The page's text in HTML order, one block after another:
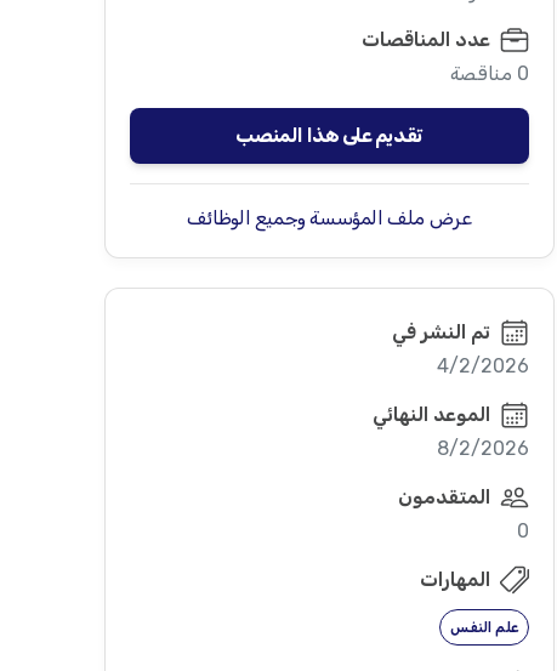
عدد المناقصات
0 مناقصة
تقديم على هذا المنصب
عرض ملف المؤسسة وجميع الوظائف
تم النشر في
4/2/2026
الموعد النهائي
8/2/2026
المتقدمون
0
المهارات
علم النفس